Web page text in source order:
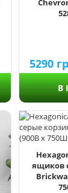
5290
В
ящиков